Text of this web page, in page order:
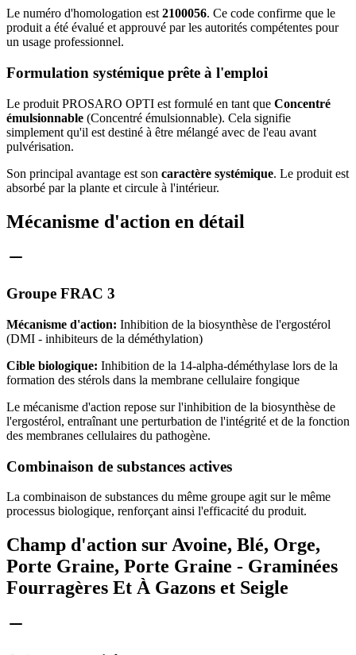
Le numéro d'homologation est 2100056. Ce code confirme que le
produit a été évalué et approuvé par les autorités compétentes pour
un usage professionnel.
Formulation systémique prête à l'emploi
Le produit PROSARO OPTI est formulé en tant que Concentré
émulsionnable (Concentré émulsionnable). Cela signifie
simplement qu'il est destiné à être mélangé avec de l'eau avant
pulvérisation.
Son principal avantage est son caractère systémique. Le produit est
absorbé par la plante et circule à l'intérieur.
Mécanisme d'action en détail
Groupe FRAC 3
Mécanisme d'action: Inhibition de la biosynthèse de l'ergostérol
(DMI - inhibiteurs de la déméthylation)
Cible biologique: Inhibition de la 14-alpha-déméthylase lors de la
formation des stérols dans la membrane cellulaire fongique
Le mécanisme d'action repose sur l'inhibition de la biosynthèse de
l'ergostérol, entraînant une perturbation de l'intégrité et de la fonction
des membranes cellulaires du pathogène.
Combinaison de substances actives
La combinaison de substances du même groupe agit sur le même
processus biologique, renforçant ainsi l'efficacité du produit.
Champ d'action sur Avoine, Blé, Orge,
Porte Graine, Porte Graine - Graminées
Fourragères Et À Gazons et Seigle